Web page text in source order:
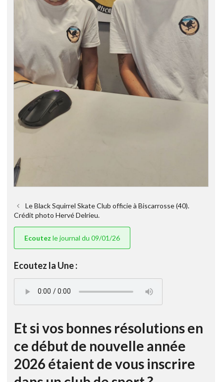
Le Black Squirrel Skate Club officie à Biscarrosse (40).
Crédit photo Hervé Delrieu.
Ecoutez le journal du 09/01/26
Ecoutez la Une :
Et si vos bonnes résolutions en
ce début de nouvelle année
2026 étaient de vous inscrire